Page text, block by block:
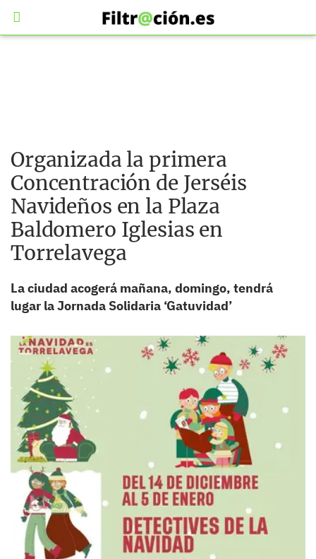
Organizada la primera
Concentración de Jerséis
Navideños en la Plaza
Baldomero Iglesias en
Torrelavega
La ciudad acogerá mañana, domingo, tendrá
lugar la Jornada Solidaria ‘Gatuvidad’